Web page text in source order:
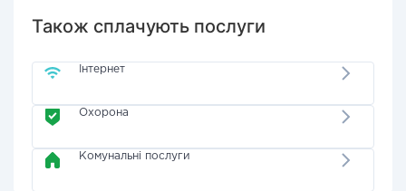
Також сплачують послуги
Інтернет
Охорона
Комунальні послуги